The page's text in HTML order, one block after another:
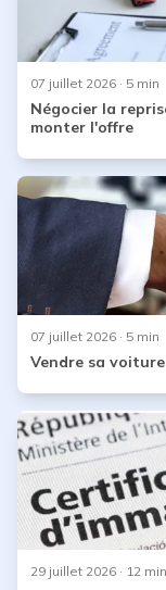
07 juillet 2026 · 5 min
Négocier la
monter l'offre
07 juillet 2026 · 5 min
Vendre sa
29 juillet 2026 · 12 min